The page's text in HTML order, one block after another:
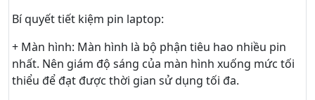
Bí quyết tiết kiệm pin laptop:
+ Màn hình: Màn hình là bộ phận tiêu hao nhiều pin
nhất. Nên giám độ sáng của màn hình xuống mức tối
thiểu để đạt được thời gian sử dụng tối đa.